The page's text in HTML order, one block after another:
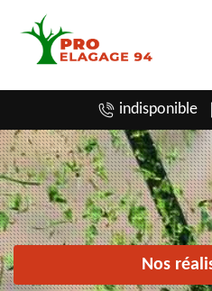
indisponible
Nos